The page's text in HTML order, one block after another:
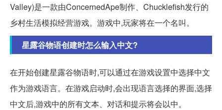
Valley)是一款由ConcernedApe制作、Chucklefish发行的
乡村生活模拟经营游戏。游戏中,玩家将在一个名叫。
星露谷物语创建时怎么输入中文?
在开始创建星露谷物语时,可以通过在游戏设置中选择中文
作为游戏语言。在游戏启动时,会出现语言选择的界面,选择
中文后,游戏中的所有文本、对话和提示将会以中。